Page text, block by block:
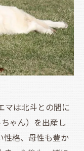
マは北斗との間に
ゃん）を出産し
性格、母性も豊か